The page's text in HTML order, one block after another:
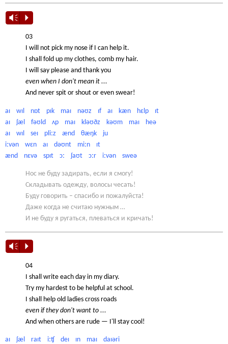
Vm P
03
I will not pick my nose if I can help it.
I shall fold up my clothes, comb my hair.
I will say please and thank you
even when I don't mean it ...
And never spit or shout or even swear!
aɪ wɪl nɒt pɪk maɪ nəʊz ɪf aɪ kæn hɛlp ɪt
aɪ ʃæl fəʊld ʌp maɪ kləʊðz kəʊm maɪ heə
aɪ wɪl seɪ pliːz ænd θæŋk ju
iːvən wɛn aɪ dəʊnt miːn ɪt
ænd nɛvə spɪt ɔː ʃaʊt ɔːr iːvən sweə
Нос не буду задирать, если я смогу!
Складывать одежду, волосы чесать!
Буду говорить – спасибо и пожалуйста!
Даже когда не считаю нужным …
И не буду я ругаться, плеваться и кричать!
Vm P
04
I shall write each day in my diary.
Try my hardest to be helpful at school.
I shall help old ladies cross roads
even if they don't want to ...
And when others are rude — I'll stay cool!
aɪ ʃæl raɪt iːʧ deɪ ɪn maɪ daɪəri